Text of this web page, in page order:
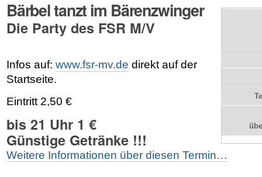
Bärbel tanzt im Bärenzwinger
Die Party des FSR M/V
Infos auf: www.fsr-mv.de direkt auf der
Startseite.
Eintritt 2,50 €
bis 21 Uhr 1 €
Günstige Getränke !!!
Weitere Informationen über diesen Termin…